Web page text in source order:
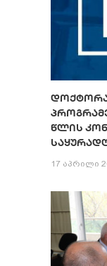
ᲬᲚᲘᲡ
17 აპრილი